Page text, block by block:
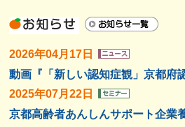
2026年04月17日
動画『「新しい認知症観」京都府
2025年07月22日
京都高齢者あんしんサポート企業